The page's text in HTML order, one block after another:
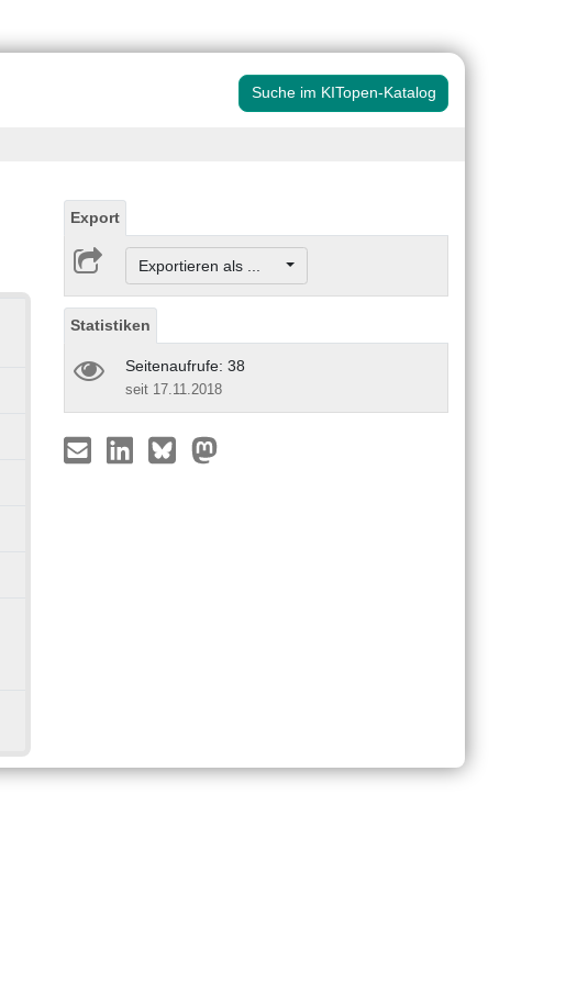
Suche im KITopen-Katalog
Export
Exportieren als ...
Statistiken
Seitenaufrufe: 38
seit 17.11.2018